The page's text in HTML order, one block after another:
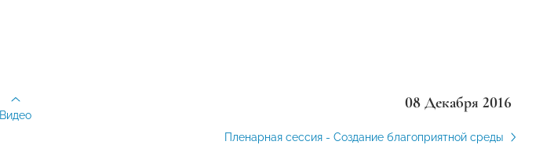
08 Декабря 2016
Пленарная сессия - Создание благоприятной среды
Видео